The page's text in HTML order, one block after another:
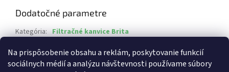
Na prispôsobenie obsahu a reklám, poskytovanie funkcií
sociálnych médií a analýzu návštevnosti používame súbory
Dodatočné parametre
Kategória: Filtračné kanvice Brita